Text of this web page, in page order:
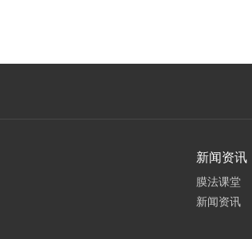
新闻资讯
膜法课堂
新闻资讯